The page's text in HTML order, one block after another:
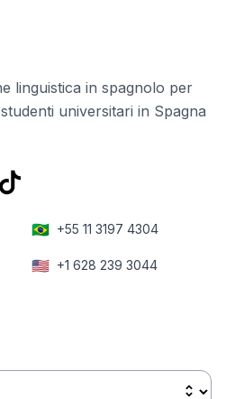
linguistica in spagnolo per
universitari in Spagna
🇧🇷 +55 11 3197 4304
🇺🇸 +1 628 239 3044